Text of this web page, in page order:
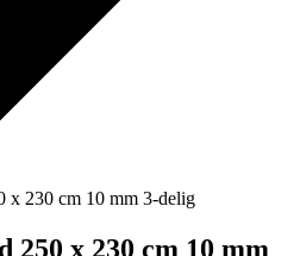
x 230 cm 10 mm 3-delig
250 x 230 cm 10 mm